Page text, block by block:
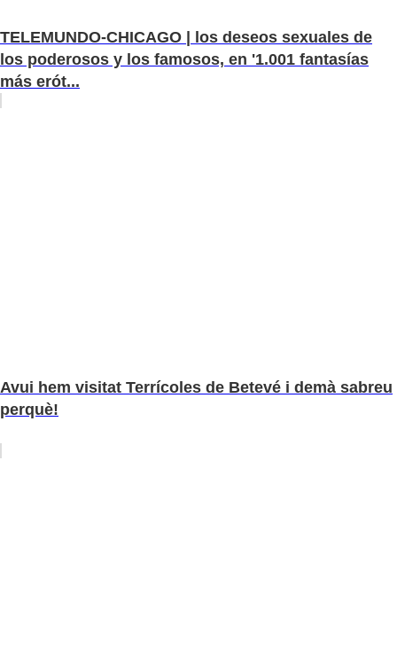
TELEMUNDO-CHICAGO | los deseos sexuales de
los poderosos y los famosos, en '1.001 fantasías
más erót...
Avui hem visitat Terrícoles de Betevé i demà sabreu
perquè!